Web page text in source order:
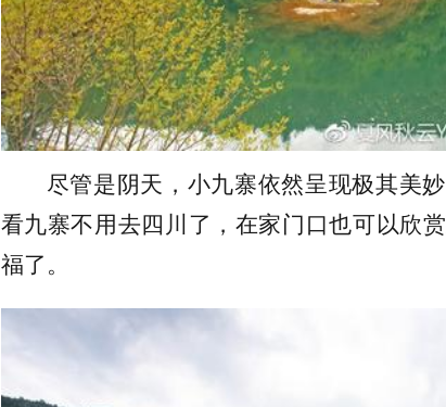
尽管是阴天，小九寨依然呈现极其美
看九寨不用去四川了，在家门口也可以欣
福了。